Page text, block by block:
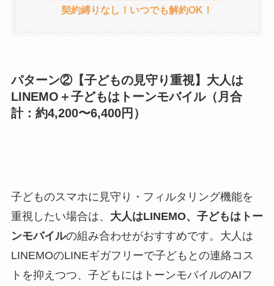
契約縛りなし！いつでも解約OK！
パターン②【子どもの見守り重視】大人は
LINEMO＋子どもはトーンモバイル（月合
計：約4,200〜6,400円）
子どものスマホに見守り・フィルタリング機能を
重視したい場合は、 大人はLINEMO、子どもはトー
ンモバイルの組み合わせがおすすめです。大人は
LINEMOのLINEギガフリーで子どもとの連絡コス
トを抑えつつ、子どもにはトーンモバイルのAIフ